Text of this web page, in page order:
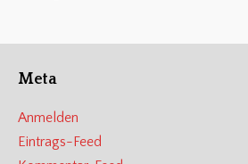
Meta
Anmelden
Eintrags-Feed